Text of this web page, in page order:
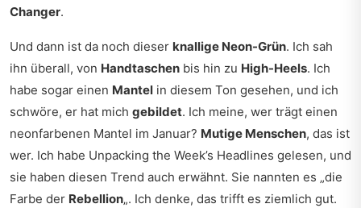
Changer.
Und dann ist da noch dieser knallige Neon-Grün. Ich sah
ihn überall, von Handtaschen bis hin zu High-Heels. Ich
habe sogar einen Mantel in diesem Ton gesehen, und ich
schwöre, er hat mich gebildet. Ich meine, wer trägt einen
neonfarbenen Mantel im Januar? Mutige Menschen, das ist
wer. Ich habe Unpacking the Week’s Headlines gelesen, und
sie haben diesen Trend auch erwähnt. Sie nannten es „die
Farbe der Rebellion„. Ich denke, das trifft es ziemlich gut.